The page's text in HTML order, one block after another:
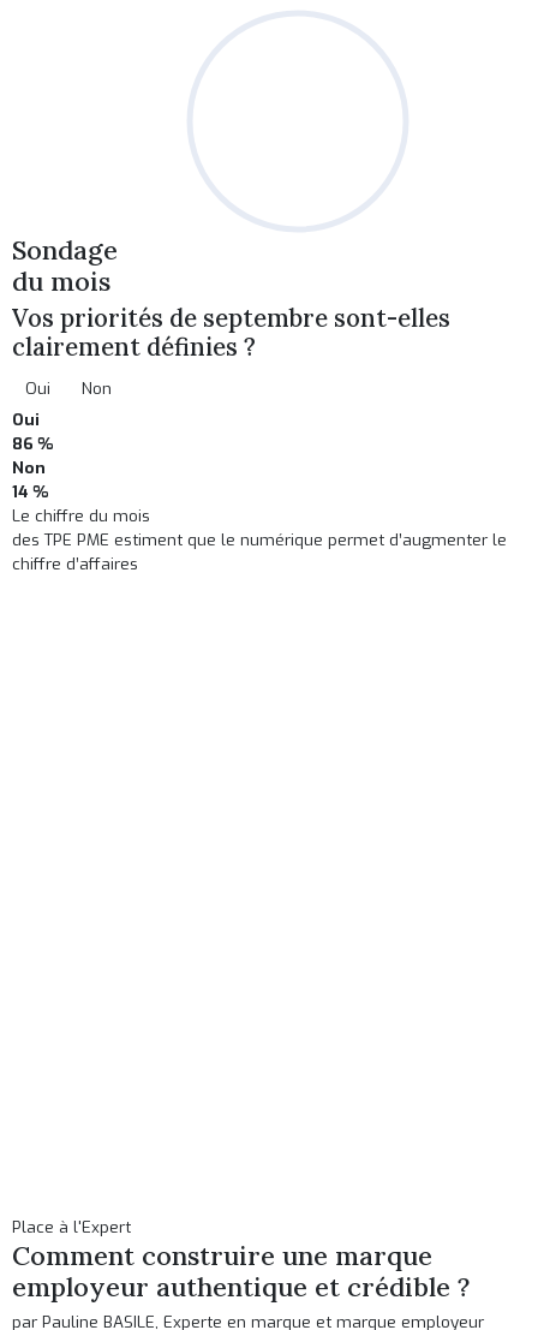
Sondage
du mois
Vos priorités de septembre sont-elles
clairement définies ?
Oui
Non
Oui
86 %
Non
14 %
Le chiffre du mois
des TPE PME estiment que le numérique permet d’augmenter le
chiffre d’affaires
Place à l'Expert
Comment construire une marque
employeur authentique et crédible ?
par Pauline BASILE, Experte en marque et marque employeur